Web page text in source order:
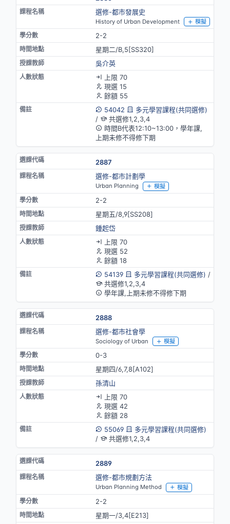
選修-都市發展史
History of Urban Development 模擬
2-2
星期二/B,5[SS320]
吳介英
上限 70
現選 15
餘額 55
54042
多元學習課程(共同選修)
/
共選修1,2,3,4
時間B代表12:10~13:00，學年課,
上期未修不得修下期
2887
選修-都市計劃學
Urban Planning 模擬
2-2
星期五/8,9[SS208]
鍾起岱
上限 70
現選 52
餘額 18
54139
多元學習課程(共同選修) /
共選修1,2,3,4
學年課,上期未修不得修下期
2888
選修-都市社會學
Sociology of Urban 模擬
0-3
星期四/6,7,8[A102]
孫清山
上限 70
現選 42
餘額 28
55069
多元學習課程(共同選修)
/
共選修1,2,3,4
2889
選修-都市規劃方法
Urban Planning Method 模擬
2-2
星期一/3,4[E213]